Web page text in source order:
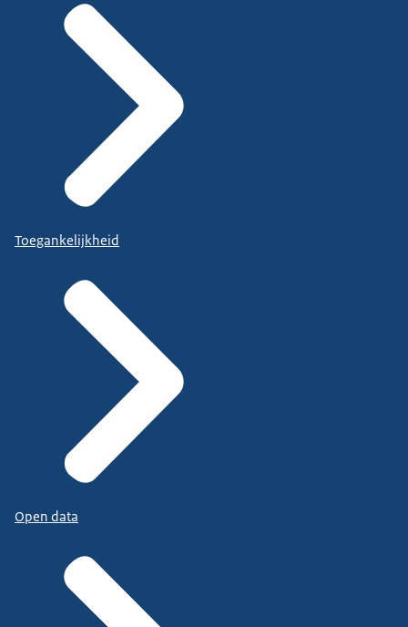
Toegankelijkheid
Open data